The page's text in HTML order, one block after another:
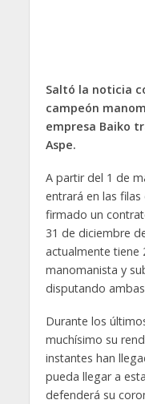
Saltó la noticia
campeón
empresa Baiko
Aspe.
A partir del 1 de
entrará en las
firmado un
31 de diciembre
actualmente tiene
manomanista y
disputando
Durante los
muchísimo su
instantes han
pueda llegar a
defenderá su